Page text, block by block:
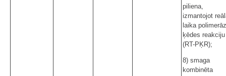
piliena,
izmantojot
laika
ķēdes reakciju
(RT-PĶR);
8) smaga
kombinēta